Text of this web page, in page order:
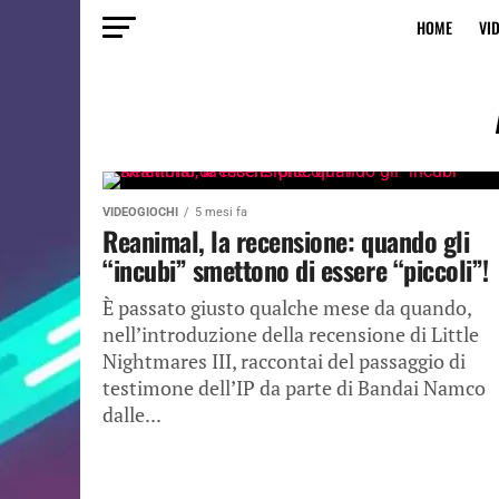
HOME
VIDEOGIOCHI 5 mesi fa
Reanimal, la recensione: quando gli
“incubi” smettono di essere “piccoli”!
È passato giusto qualche mese da quando,
nell’introduzione della recensione di Little
Nightmares III, raccontai del passaggio di
testimone dell’IP da parte di Bandai Namco
dalle...